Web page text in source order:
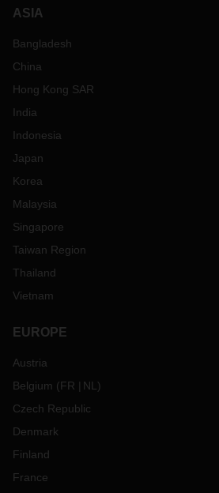
ASIA
Bangladesh
China
Hong Kong SAR
India
Indonesia
Japan
Korea
Malaysia
Singapore
Taiwan Region
Thailand
Vietnam
EUROPE
Austria
Belgium (FR NL )
Czech Republic
Denmark
Finland
France